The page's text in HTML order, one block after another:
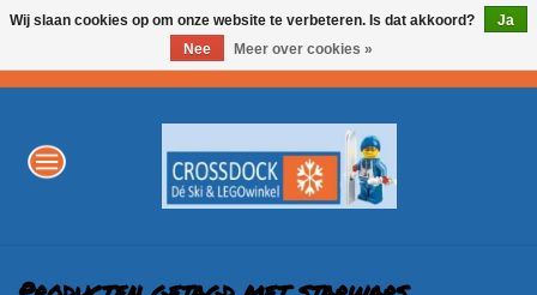
WINTERSPORT
LEGO
Wij slaan cookies op om onze website te verbeteren. Is dat akkoord?
Ja
Nee
Meer over cookies »